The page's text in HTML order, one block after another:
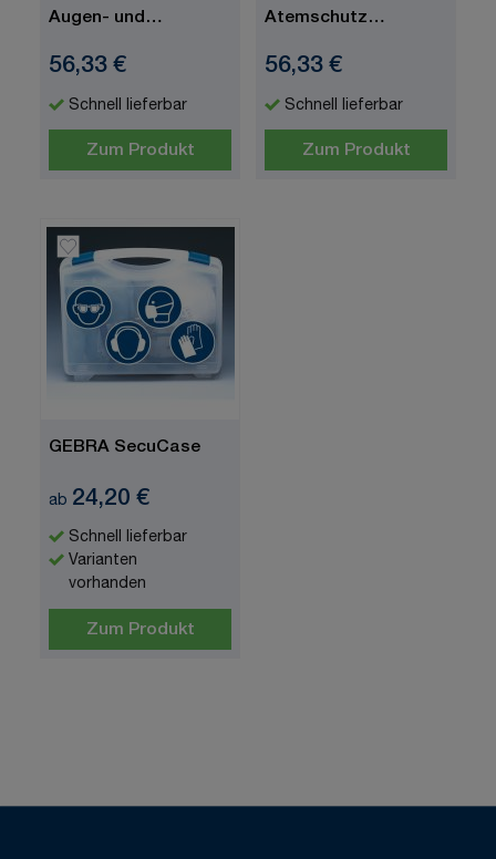
Augen- und
benutzen, blau, 236 x
315 mm
56,33 €
Schnell lieferbar
Zum Produkt
Atemschutz
315 mm
56,33 €
Schnell lieferbar
Zum Produkt
GEBRA SecuCase
ab 24,20 €
Schnell lieferbar
Varianten
vorhanden
Zum Produkt